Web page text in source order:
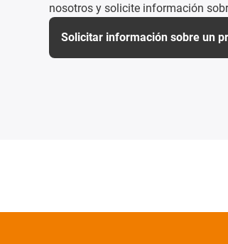
nosotros y solicite información
Solicitar información sobre un